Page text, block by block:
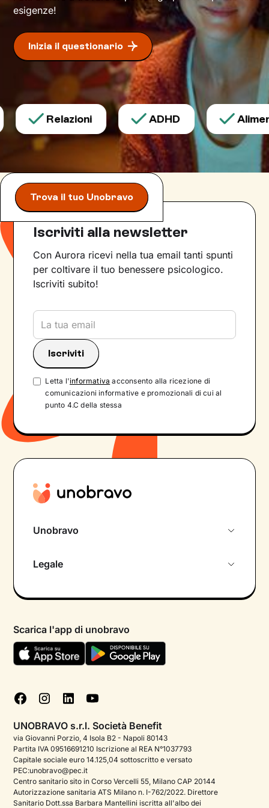
che desideri.
esigenze!
Inizia il questionario
Relazioni ADHD
Trova il tuo Unobravo
Iscriviti alla newsletter
Con Aurora ricevi nella tua email tanti spunti
per coltivare il tuo benessere psicologico.
Iscriviti subito!
Letta l'informativa acconsento alla ricezione di
comunicazioni informative e promozionali di cui al
punto 4.C della stessa
Unobravo
Psicologo in chat
Aiuto urgente
FAQ
Podcast di psicologia
Corporate
Psicologo italiano all'estero
Sala stampa
Legale
Termini e condizioni
Informativa Privacy
Cookie policy
Gestisci cookie
Scarica l'app di unobravo
UNOBRAVO s.r.l. Società Benefit
via Giovanni Porzio, 4 Isola B2 - Napoli 80143
Partita IVA 09516691210 Iscrizione al REA N°1037793
Capitale sociale euro 14.125,04 sottoscritto e versato
PEC:unobravo@pec.it
Centro sanitario sito in Corso Vercelli 55, Milano CAP 20144
Autorizzazione sanitaria ATS Milano n. I-762/2022. Direttore
Sanitario Dott.ssa Barbara Mantellini iscritta all'albo dei